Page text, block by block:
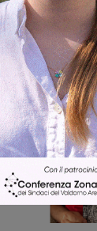
Articoli